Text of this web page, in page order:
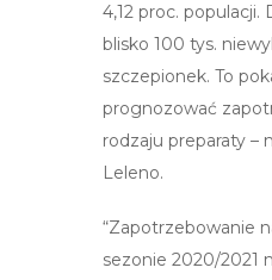
4,12 proc. populacji.
blisko 100 tys.
szczepionek. To
prognozować
rodzaju preparaty –
Leleno.
“Zapotrzebowanie
sezonie 2020/2021